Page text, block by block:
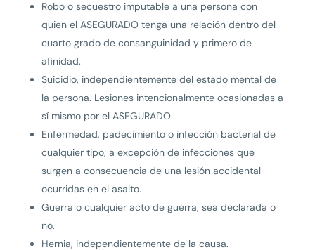
Robo o secuestro imputable a una persona con
quien el ASEGURADO tenga una relación dentro del
cuarto grado de consanguinidad y primero de
afinidad.
Suicidio, independientemente del estado mental de
la persona. Lesiones intencionalmente ocasionadas a
sí mismo por el ASEGURADO.
Enfermedad, padecimiento o infección bacterial de
cualquier tipo, a excepción de infecciones que
surgen a consecuencia de una lesión accidental
ocurridas en el asalto.
Guerra o cualquier acto de guerra, sea declarada o
no.
Hernia, independientemente de la causa.